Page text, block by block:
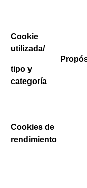
Cookie
utilizada/
tipo y
categoría
Cookies de
rendimiento